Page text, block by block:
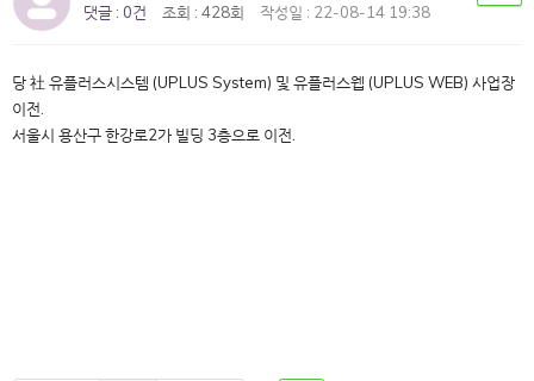
댓글 : 0건
조회 : 428회 작성일 : 22-08-14 19:38
당 社 유플러스시스템 (UPLUS System) 및 유플러스웹 (UPLUS WEB) 사업장
이전.
서울시 용산구 한강로2가 빌딩 3층으로 이전.